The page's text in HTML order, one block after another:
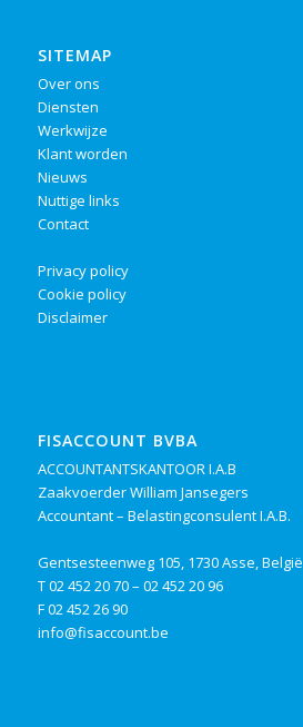
SITEMAP
Over ons
Diensten
Werkwijze
Klant worden
Nieuws
Nuttige links
Contact
Privacy policy
Cookie policy
Disclaimer
FISACCOUNT BVBA
ACCOUNTANTSKANTOOR I.A.B
Zaakvoerder William Jansegers
Accountant – Belastingconsulent I.A.B.
Gentsesteenweg 105, 1730 Asse, België
T02 452 20 70– 02 452 20 96
F 02 452 26 90
info@fisaccount.be